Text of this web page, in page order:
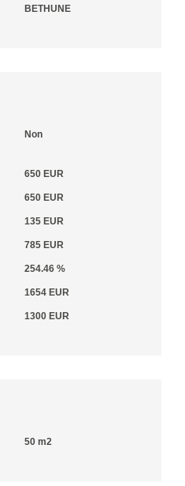
BETHUNE
Non
650 EUR
650 EUR
135 EUR
785 EUR
254.46 %
1654 EUR
1300 EUR
50 m2